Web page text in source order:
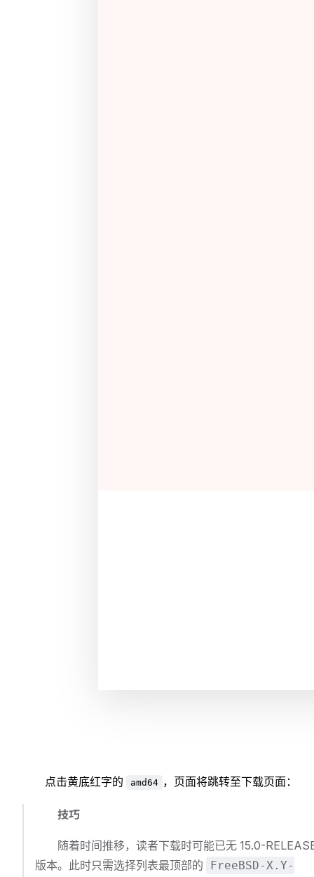
点击黄底红字的 amd64 ，页面将跳转至下载页面：
技巧
随着时间推移，读者下载时可能已无 15.0-
版本。此时只需选择列表最顶部的
FreeBSD-X.Y-